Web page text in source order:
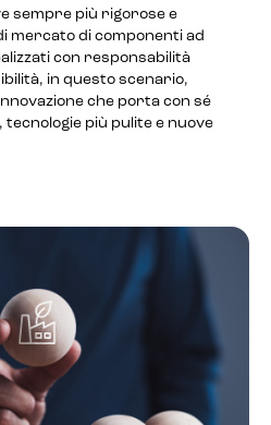
sempre più rigorose e
mercato di componenti ad
con responsabilità
in questo scenario,
che porta con sé
più pulite e nuove